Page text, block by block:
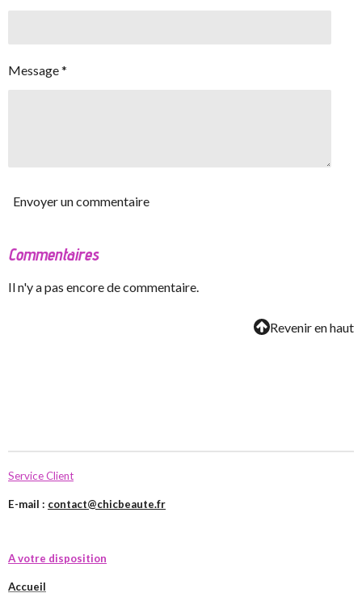
Message *
Envoyer un commentaire
Commentaires
Il n'y a pas encore de commentaire.
Revenir en haut
Service Client
E-mail : contact@chicbeaute.fr
A votre disposition
Accueil